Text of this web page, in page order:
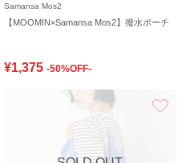
Samansa Mos2
【MOOMIN×Samansa Mos2】撥水ポーチ
¥1,375 -50%OFF-